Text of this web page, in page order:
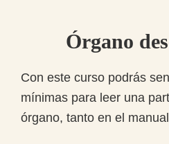
hispanohablante.
Órgano
Con este curso podrás
mínimas para leer una
órgano, tanto en el